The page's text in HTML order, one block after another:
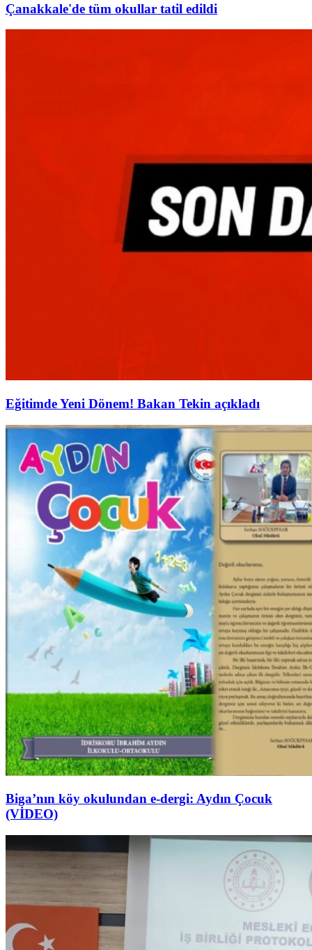
Çanakkale'de tüm okullar tatil edildi
Eğitimde Yeni Dönem! Bakan Tekin açıkladı
Biga’nın köy okulundan e-dergi: Aydın Çocuk
(VİDEO)